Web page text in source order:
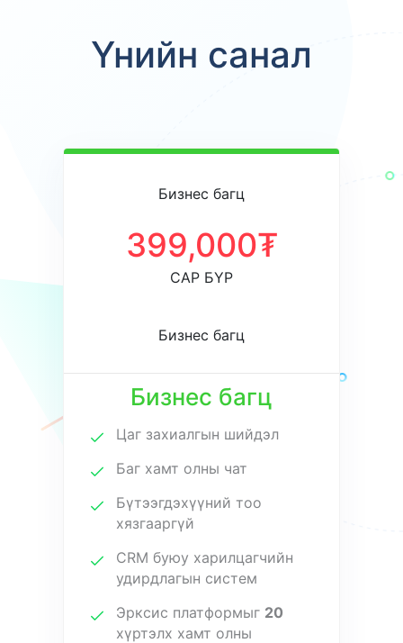
Үнийн санал
Бизнес багц
399,000₮
САР БҮР
Бизнес багц
Бизнес багц
Цаг захиалгын шийдэл
Баг хамт олны чат
Бүтээгдэхүүний тоо
хязгааргүй
CRM буюу xарилцагчийн
удирдлагын систем
Эрксис платформыг 20
хүртэлх хамт олны